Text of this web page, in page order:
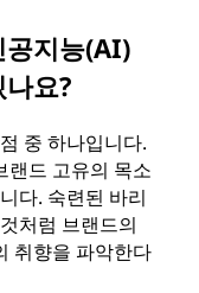
공지능(AI)
요?
중 하나입니다.
랜드 고유의 목소
다. 숙련된 바리
처럼 브랜드의
취향을 파악한다